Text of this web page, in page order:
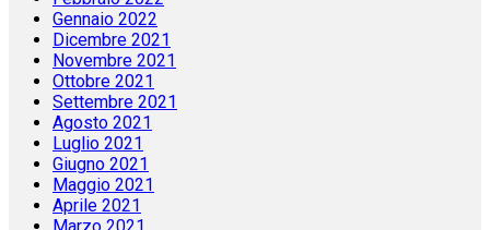
Gennaio 2022
Dicembre 2021
Novembre 2021
Ottobre 2021
Settembre 2021
Agosto 2021
Luglio 2021
Giugno 2021
Maggio 2021
Aprile 2021